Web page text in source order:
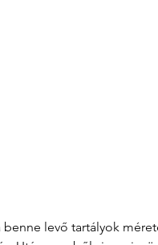
benne levő tartályok